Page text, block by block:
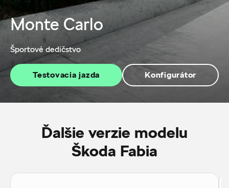
Monte Carlo
Športové dedičstvo
Testovacia jazda Konfigurátor
Ďalšie verzie modelu
Škoda Fabia